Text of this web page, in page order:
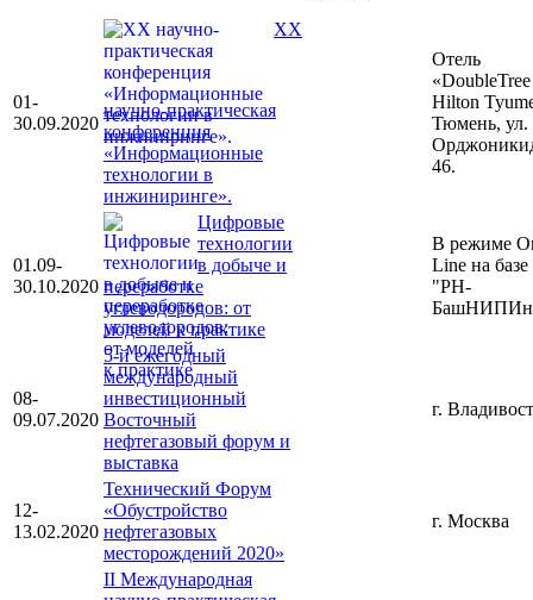
01-
30.09.2020
XX
научно-практическая
конференция
«Информационные
технологии в
инжиниринге».
Отель
Hilton
Тюмень, ул.
46.
01.09-
30.10.2020
Цифровые
технологии
в добыче и
переработке
углеводородов: от
моделей к практике
В режиме
Line на
"РН-
08-
09.07.2020
5-й ежегодный
международный
инвестиционный
Восточный
нефтегазовый форум и
выставка
г.
12-
13.02.2020
Технический Форум
«Обустройство
нефтегазовых
месторождений 2020»
г. Москва
II Международная